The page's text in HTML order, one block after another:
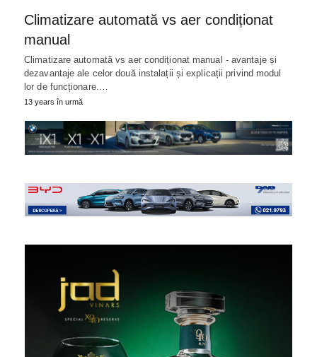
Climatizare automată vs aer condiționat
manual
Climatizare automată vs aer condiționat manual - avantaje și
dezavantaje ale celor două instalații și explicații privind modul
lor de funcționare.…
13 years în urmă